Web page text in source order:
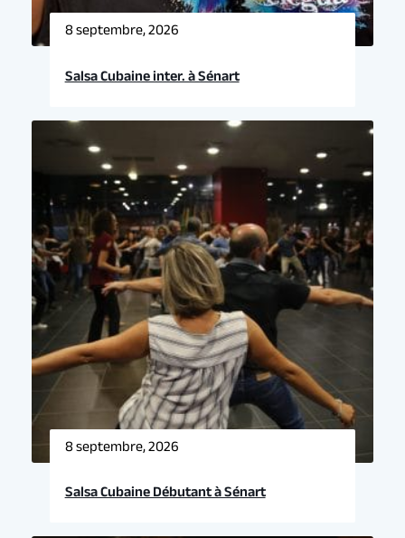
8 septembre, 2026
Salsa Cubaine inter. à Sénart
8 septembre, 2026
Salsa Cubaine Débutant à Sénart